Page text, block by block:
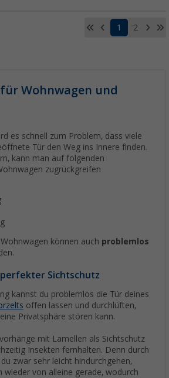
1 2
Wohnwagen und
es schnell zum Problem, dass viele
Tür den Weg ins Innere finden.
kann man auf folgenden
zugrückgreifen
können auch problemlos
Sichtschutz
kannst du problemlos die Tür deines
offen lassen und durchlüften,
Privatsphäre stören kann.
mit Lamellen als Sichtschutz
Insekten fernhalten. Denn durch
zwar sehr leicht hindurchgehen,
wieder von alleine gerade, wodurch